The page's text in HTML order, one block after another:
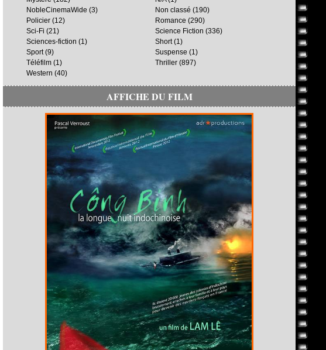
NobleCinemaWide (3) Non classé (190)
Policier (12) Romance (290)
Sci-Fi (21) Science Fiction (336)
Sciences-fiction (1) Short(1)
Sport(9) Suspense (1)
Téléfilm (1) Thriller (897)
Western (40)
AFFICHE DU FILM